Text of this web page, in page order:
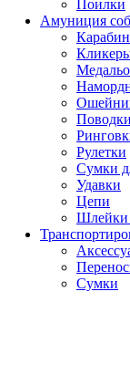
Поилки
Амуниция
Рулетки
Сумки
Удавки
Цепи
Шлейки
Сумки